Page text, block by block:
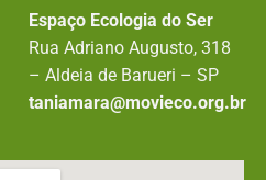
Espaço Ecologia do Ser
Rua Adriano Augusto, 318
– Aldeia de Barueri – SP
taniamara@movieco.org.br